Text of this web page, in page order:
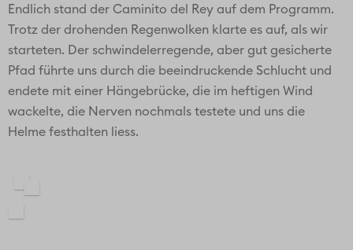
Endlich stand der Caminito del Rey auf dem Programm.
Trotz der drohenden Regenwolken klarte es auf, als wir
starteten. Der schwindelerregende, aber gut gesicherte
Pfad führte uns durch die beeindruckende Schlucht und
endete mit einer Hängebrücke, die im heftigen Wind
wackelte, die Nerven nochmals testete und uns die
Helme festhalten liess.